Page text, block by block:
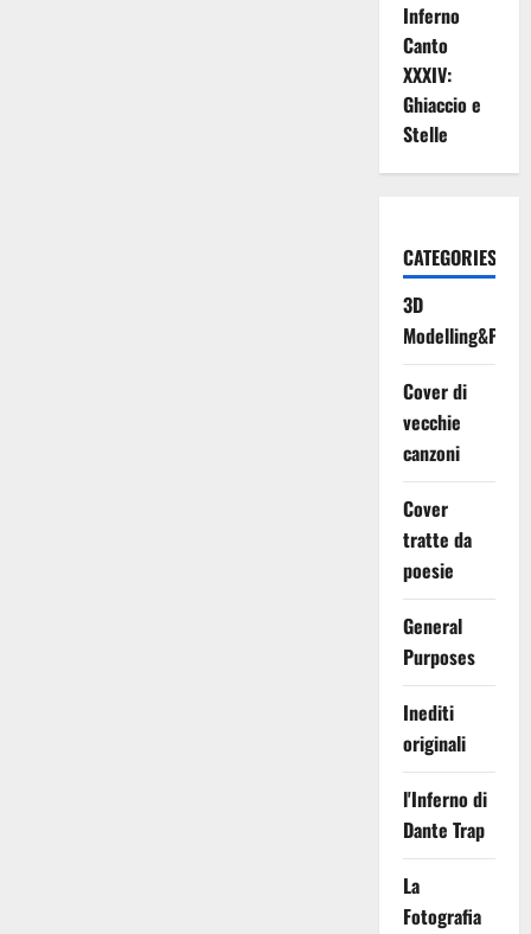
Inferno
Canto
XXXIV:
Ghiaccio e
Stelle
CATEGORIES
3D
Cover di
vecchie
canzoni
Cover
tratte da
poesie
General
Purposes
Inediti
originali
l'Inferno di
Dante Trap
La
Fotografia